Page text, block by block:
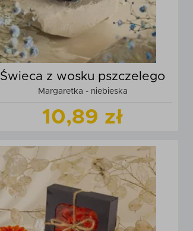
Świeca z wosku pszczelego
Margaretka - niebieska
10,89 zł
Zobacz produkt
Dodaj do koszyka